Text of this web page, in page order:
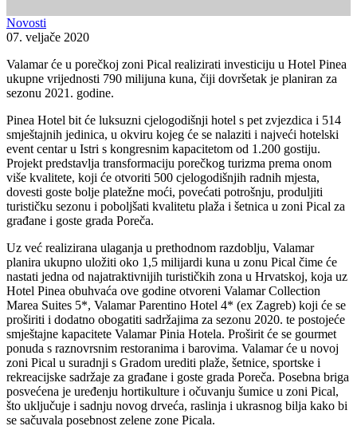
Novosti
07. veljače 2020
Valamar će u porečkoj zoni Pical realizirati investiciju u Hotel Pinea
ukupne vrijednosti 790 milijuna kuna, čiji dovršetak je planiran za
sezonu 2021. godine.
Pinea Hotel bit će luksuzni cjelogodišnji hotel s pet zvjezdica i 514
smještajnih jedinica, u okviru kojeg će se nalaziti i najveći hotelski
event centar u Istri s kongresnim kapacitetom od 1.200 gostiju.
Projekt predstavlja transformaciju porečkog turizma prema onom
više kvalitete, koji će otvoriti 500 cjelogodišnjih radnih mjesta,
dovesti goste bolje platežne moći, povećati potrošnju, produljiti
turističku sezonu i poboljšati kvalitetu plaža i šetnica u zoni Pical za
građane i goste grada Poreča.
Uz već realizirana ulaganja u prethodnom razdoblju, Valamar
planira ukupno uložiti oko 1,5 milijardi kuna u zonu Pical čime će
nastati jedna od najatraktivnijih turističkih zona u Hrvatskoj, koja uz
Hotel Pinea obuhvaća ove godine otvoreni Valamar Collection
Marea Suites 5*, Valamar Parentino Hotel 4* (ex Zagreb) koji će se
proširiti i dodatno obogatiti sadržajima za sezonu 2020. te postojeće
smještajne kapacitete Valamar Pinia Hotela. Proširit će se gourmet
ponuda s raznovrsnim restoranima i barovima. Valamar će u novoj
zoni Pical u suradnji s Gradom urediti plaže, šetnice, sportske i
rekreacijske sadržaje za građane i goste grada Poreča. Posebna briga
posvećena je uređenju hortikulture i očuvanju šumice u zoni Pical,
što uključuje i sadnju novog drveća, raslinja i ukrasnog bilja kako bi
se sačuvala posebnost zelene zone Picala.